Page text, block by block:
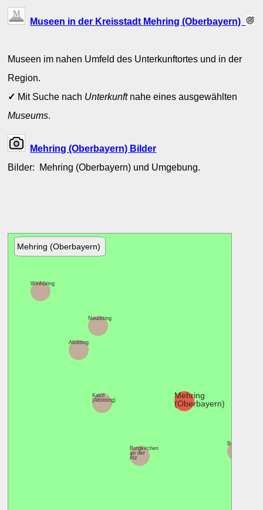
Museen in der Kreisstadt Mehring (Oberbayern)
Museen im nahen Umfeld des Unterkunftortes und in der
Region.
✓ Mit Suche nach Unterkunftnahe eines ausgewählten
Museums.
Mehring (Oberbayern) Bilder
Bilder: Mehring (Oberbayern) und Umgebung.
Mehring (Oberbayern)
Kastl
(Altötting)
Mehring
(Oberbayern)
Winhöring
Neuötting
Burgkirchen
an der
Alz
Altötting
Burghausen